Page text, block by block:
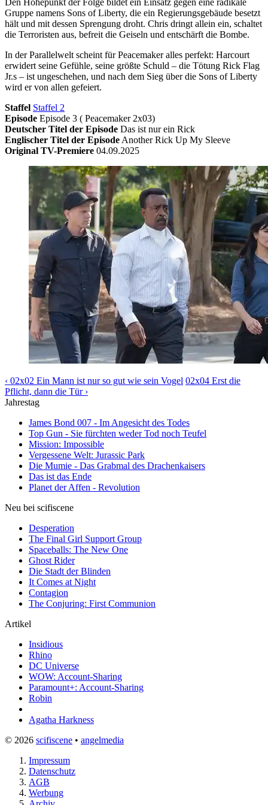
Gruppe namens Sons of Liberty, die ein Regierungsgebäude besetzt
hält und mit dessen Sprengung droht. Chris dringt allein ein, schaltet
die Terroristen aus, befreit die Geiseln und entschärft die Bombe.
In der Parallelwelt scheint für Peacemaker alles perfekt: Harcourt
erwidert seine Gefühle, seine größte Schuld – die Tötung Rick Flag
Jr.s – ist ungeschehen, und nach dem Sieg über die Sons of Liberty
wird er von allen gefeiert.
Staffel Staffel 2
Episode Episode 3 ( Peacemaker 2x03)
Deutscher Titel der Episode Das ist nur ein Rick
Englischer Titel der Episode Another Rick Up My Sleeve
Original TV-Premiere 04.09.2025
‹ 02x02 Ein Mann ist nur so gut wie sein Vogel 02x04 Erst die
Pflicht, dann die Tür ›
Jahrestag
James Bond 007 - Im Angesicht des Todes
Top Gun - Sie fürchten weder Tod noch Teufel
Mission: Impossible
Vergessene Welt: Jurassic Park
Die Mumie - Das Grabmal des Drachenkaisers
Das ist das Ende
Planet der Affen - Revolution
Neu bei scifiscene
Desperation
The Final Girl Support Group
Spaceballs: The New One
Ghost Rider
Die Stadt der Blinden
It Comes at Night
Contagion
The Conjuring: First Communion
Artikel
Insidious
Rhino
DC Universe
WOW: Account-Sharing
Paramount+: Account-Sharing
Robin
Agatha Harkness
© 2026 scifiscene • angelmedia
Impressum
Datenschutz
AGB
Werbung